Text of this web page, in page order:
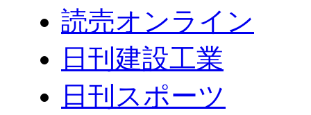
読売オンライン
日刊建設工業
日刊スポーツ